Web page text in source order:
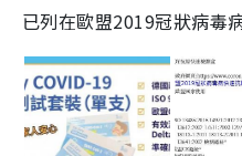
已列在歐盟2019冠狀病毒